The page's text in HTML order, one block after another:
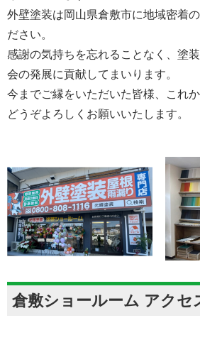
外壁塗装は岡山県倉敷市に地域密着
ださい。
感謝の気持ちを忘れることなく、塗
会の発展に貢献してまいります。
今までご縁をいただいた皆様、これ
どうぞよろしくお願いいたします。
倉敷ショールーム アクセ